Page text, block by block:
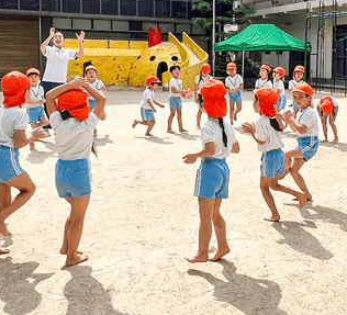
見学会・体験保育・説明
会
学費
バスコース
よくあるQ&A
地域開放